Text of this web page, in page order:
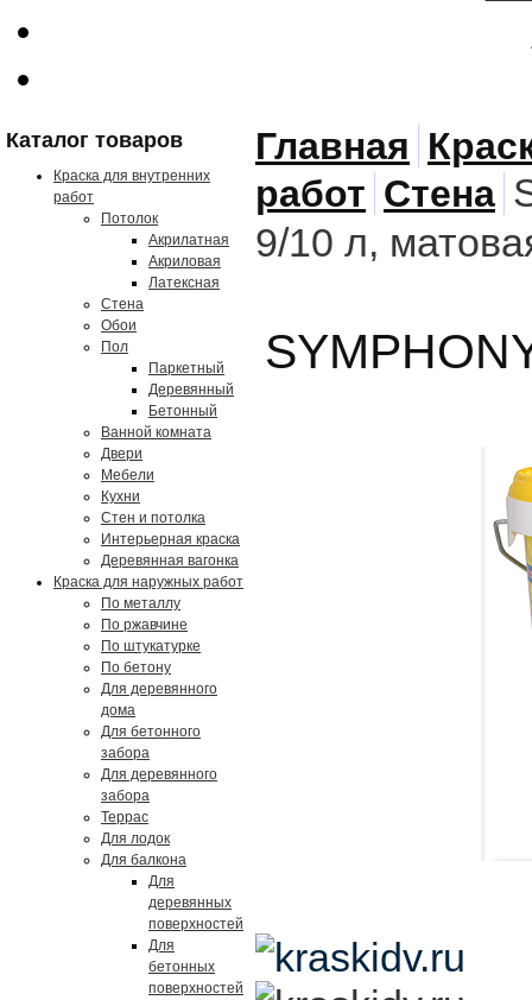
Каталог товаров
Краска для внутренних
работ
Потолок
Акрилатная
Акриловая
Латексная
Стена
Обои
Пол
Паркетный
Деревянный
Бетонный
Ванной комната
Двери
Мебели
Кухни
Стен и потолка
Интерьерная краска
Деревянная вагонка
Краска для наружных работ
По металлу
По ржавчине
По штукатурке
По бетону
Для деревянного
дома
Для бетонного
забора
Для деревянного
забора
Террас
Для лодок
Для балкона
Для
деревянных
поверхностей
Для
бетонных
поверхностей
Главная
работ Стена
9/10 л,